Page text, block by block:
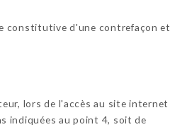
constitutive d'une contrefaçon et
lors de l'accès au site internet
indiquées au point 4, soit de